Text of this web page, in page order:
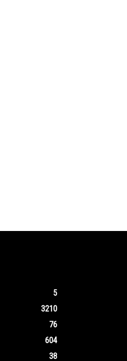
5
3210
76
604
38